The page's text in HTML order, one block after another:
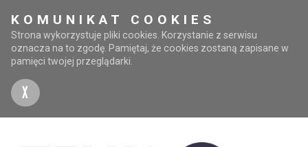
KOMUNIKAT COOKIES
Strona wykorzystuje pliki cookies. Korzystanie z serwisu
oznacza na to zgodę. Pamiętaj, że cookies zostaną zapisane w
pamięci twojej przeglądarki.
X